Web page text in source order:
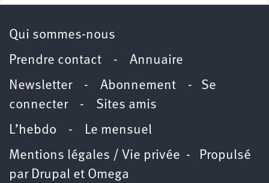
Qui sommes-nous
Prendre contact - Annuaire
Newsletter - Abonnement - Se
connecter- Sites amis
L’hebdo - Le mensuel
Mentions légales / Vie privée - Propulsé
par Drupal et Omega